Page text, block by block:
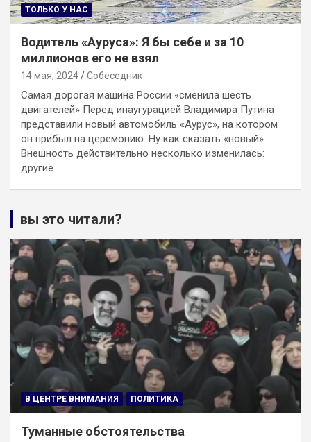
ТОЛЬКО У НАС
Водитель «Ауруса»: Я бы себе и за 10
миллионов его не взял
14 мая, 2024 Собеседник
Самая дорогая машина России «сменила шесть
двигателей» Перед инаугурацией Владимира Путина
представили новый автомобиль «Аурус», на котором
он прибыл на церемонию. Ну как сказать «новый».
Внешность действительно несколько изменилась:
другие…
вы это читали?
В ЦЕНТРЕ ВНИМАНИЯ ПОЛИТИКА
Туманные обстоятельства